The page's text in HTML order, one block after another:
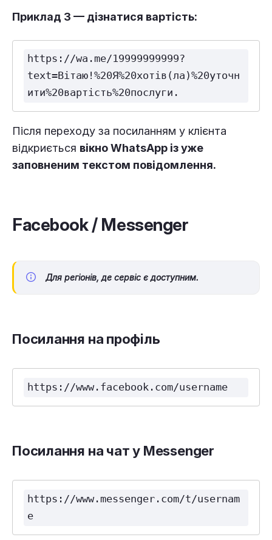
Приклад 3 — дізнатися вартість:
https://wa.me/19999999999?
text=Вітаю!%20Я%20хотів(ла)%20уточн
ити%20вартість%20послуги.
Після переходу за посиланням у клієнта
відкриється вікно WhatsApp із уже
заповненим текстом повідомлення.
Facebook / Messenger
Для регіонів, де сервіс є доступним.
Посилання на профіль
https://www.facebook.com/username
Посилання на чат у Messenger
https://www.messenger.com/t/usernam
e